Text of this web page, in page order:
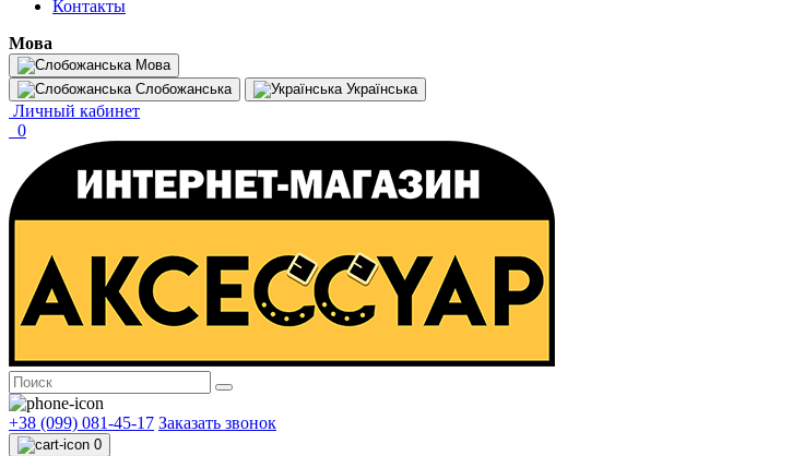
Контакты
Мова
Мова
Слобожанська
Українська
Личный кабинет
0
+38 (099) 081-45-17 Заказать звонок
0